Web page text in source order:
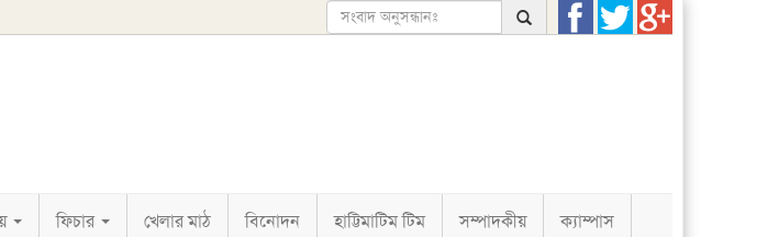
ফিচার খেলার মাঠ বিনোদন হাট্টিমাটিম টিম সম্পাদকীয় ক্যাম্পাস